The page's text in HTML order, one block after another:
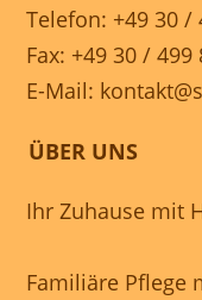
Telefon: +49 30 /
Fax: +49 30 / 499
E-Mail:
ÜBER UNS
Ihr Zuhause mit
Familiäre Pflege